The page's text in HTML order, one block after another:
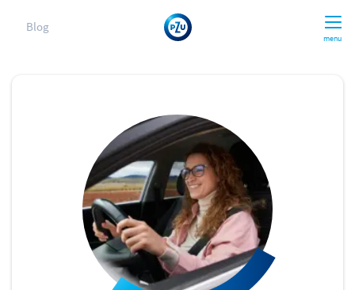
menu
Blog